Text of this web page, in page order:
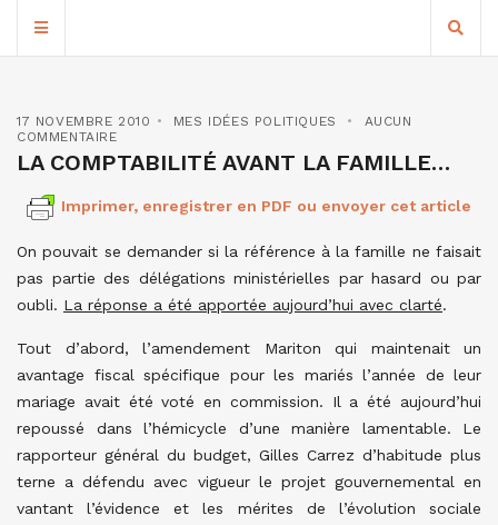
17 NOVEMBRE 2010 MES IDÉES POLITIQUES
AUCUN
COMMENTAIRE
LA COMPTABILITÉ AVANT LA FAMILLE…
Imprimer, enregistrer en PDF ou envoyer cet article
On pouvait se demander si la référence à la famille ne faisait
pas partie des délégations ministérielles par hasard ou par
oubli. La réponse a été apportée aujourd’hui avec clarté.
Tout d’abord, l’amendement Mariton qui maintenait un
avantage fiscal spécifique pour les mariés l’année de leur
mariage avait été voté en commission. Il a été aujourd’hui
repoussé dans l’hémicycle d’une manière lamentable. Le
rapporteur général du budget, Gilles Carrez d’habitude plus
terne a défendu avec vigueur le projet gouvernemental en
vantant l’évidence et les mérites de l’évolution sociale